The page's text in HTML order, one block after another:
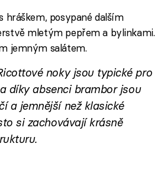
hráškem, posypané dalším
mletým pepřem a bylinkami.
jemným salátem.
noky jsou typické pro
díky absenci brambor jsou
a jemnější než klasické
si zachovávají krásně